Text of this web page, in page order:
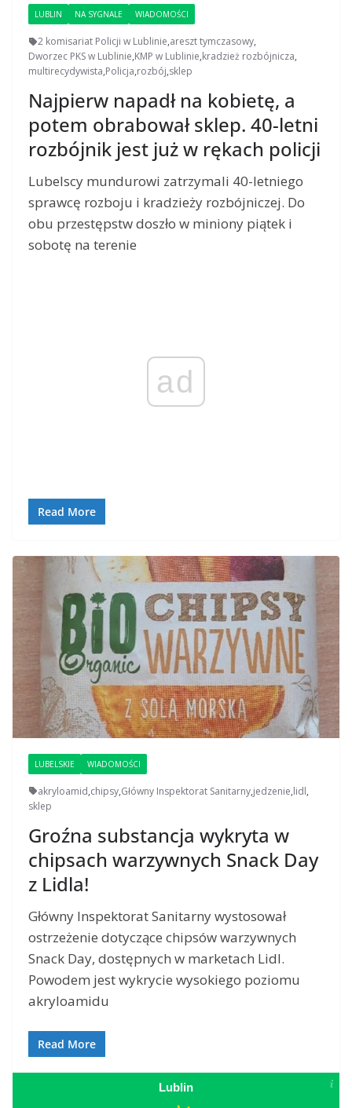
LUBLIN NA SYGNALE WIADOMOŚCI
2 komisariat Policji w Lublinie,areszt tymczasowy,
Dworzec PKS w Lublinie,KMP w Lublinie,kradzież rozbójnicza,
multirecydywista,Policja,rozbój,sklep
Najpierw napadł na kobietę, a
potem obrabował sklep. 40-letni
rozbójnik jest już w rękach policji
Lubelscy mundurowi zatrzymali 40-letniego
sprawcę rozboju i kradzieży rozbójniczej. Do
obu przestępstw doszło w miniony piątek i
sobotę na terenie
ad
Read More
LUBELSKIE WIADOMOŚCI
akryloamid,chipsy,Główny Inspektorat Sanitarny,jedzenie,lidl,
sklep
Groźna substancja wykryta w
chipsach warzywnych Snack Day
z Lidla!
Główny Inspektorat Sanitarny wystosował
ostrzeżenie dotyczące chipsów warzywnych
Snack Day, dostępnych w marketach Lidl.
Powodem jest wykrycie wysokiego poziomu
akryloamidu
Read More
Lublin